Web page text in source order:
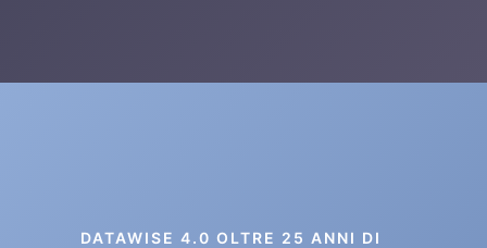
DATAWISE 4.0 OLTRE 25 ANNI DI